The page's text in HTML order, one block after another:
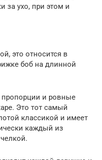
за ухо, при этом и
это относится в
боб на длинной
пропорции и ровные
Это тот самый
классикой и имеет
каждый из